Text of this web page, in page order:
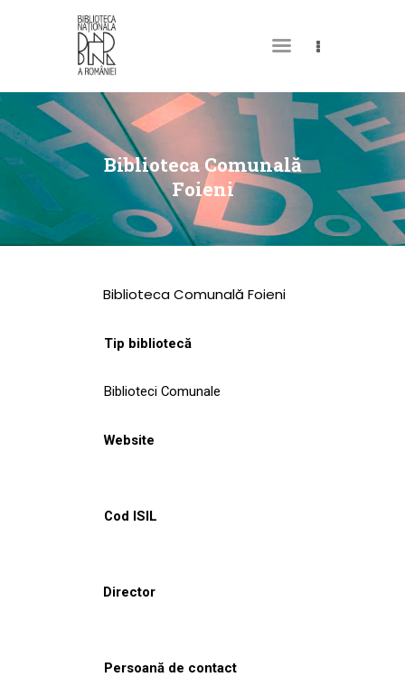
Biblioteca Comunală
Foieni
DESPRE NOI
PERMISUL MEU DE
BIBLIOTECĂ
CATALOAGE ȘI
COLECȚII
CULTURALE
NOUTĂȚI
Biblioteca Comunală Foieni
Tip bibliotecă
Biblioteci Comunale
Website
Cod ISIL
Director
Persoană de contact